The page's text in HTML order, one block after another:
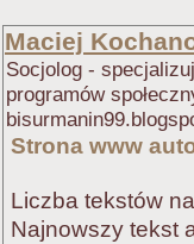
Maciej
Socjolog -
programów
Strona www
Liczba tekstów
Najnowszy tekst